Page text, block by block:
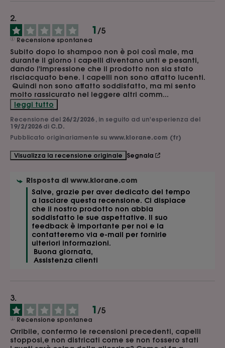
1/5
Recensione spontanea
Subito dopo lo shampoo non è poi così male, ma
durante il giorno i capelli diventano unti e pesanti,
dando l'impressione che il prodotto non sia stato
risciacquato bene. I capelli non sono affatto lucenti.
molto rassicurato nel leggere altri comm...
leggi tutto
Recensione del 26/2/2026 , in seguito ad un'esperienza del
19/2/2026 di C.D.
Pubblicato originariamente su www.klorane.com (fr)
Visualizza la recensione originale Segnala
Risposta di www.klorane.com
Salve, grazie per aver dedicato del tempo
a lasciare questa recensione. Ci dispiace
che il nostro prodotto non abbia
soddisfatto le sue aspettative. Il suo
feedback è importante per noi e la
contatteremo via e-mail per fornirle
ulteriori informazioni.
Assistenza clienti
1/5
Recensione spontanea
Orribile, confermo le recensioni precedenti, capelli
stopposi,e non districati come se non fossero stati